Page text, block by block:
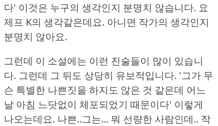
다' 이것은 누구의 생각인지 분명치 않습니다. 요
제프 K의 생각같은데요. 아니면 작가의 생각인지
분명치 않아요.
그런데 이 소설에는 이런 진술들이 많이 있습니
다. 그런데 그 뒤도 상당히 유보적입니다. '그가 무
슨 특별한 나쁜짓을 하지도 않은 것 같은데 어느
날 아침 느닷없이 체포되었기 때문이다' 이렇게
나오는데요. 나쁜..그는... 뭐 선량한 사람인데.. 작